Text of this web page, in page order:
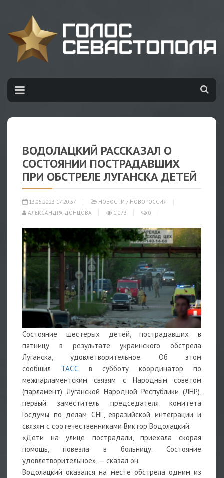
ВОДОЛАЦКИЙ РАССКАЗАЛ О
СОСТОЯНИИ ПОСТРАДАВШИХ
ПРИ ОБСТРЕЛЕ ЛУГАНСКА ДЕТЕЙ
13.05.2023 17:20:37 НОВОСТИ / НОВОРОССИЯ
АЛЕКСАНДРА ДОНЦОВА
1 073 0
Состояние шестерых детей, пострадавших в
пятницу в результате украинского обстрела
Луганска, удовлетворительное. Об этом
сообщил
ТАСС
в субботу координатор по
межпарламентским связям с Народным советом
(парламент) Луганской Народной Республики (ЛНР),
первый заместитель председателя комитета
Госдумы по делам СНГ, евразийской интеграции и
связям с соотечественниками Виктор Водолацкий.
«Дети на улице пострадали, приехала скорая
помощь, повезла в больницу. Состояние
удовлетворительное», — сказал он.
Водолацкий оказался на месте обстрела одним из